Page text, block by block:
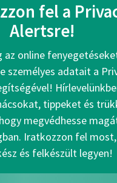
fel a
Alertsre!
az online
személyes adatait a
tippeket és
megvédhesse
Iratkozzon fel
és felkészült legyen!